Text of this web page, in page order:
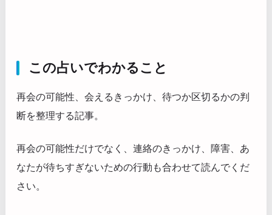
この占いでわかること
再会の可能性、会えるきっかけ、待つか区切るかの判
断を整理する記事。
再会の可能性だけでなく、連絡のきっかけ、障害、あ
なたが待ちすぎないための行動も合わせて読んでくだ
さい。